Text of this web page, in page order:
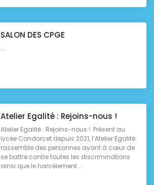
SALON DES CPGE
...
Atelier Egalité : Rejoins-nous !
Atelier Egalité : Rejoins-nous ! Présent au
lycée Condorcet depuis 2021, l’Atelier Egalité
rassemble des personnes ayant à cœur de
se battre contre toutes les discriminations
ainsi que le harcèlement ...